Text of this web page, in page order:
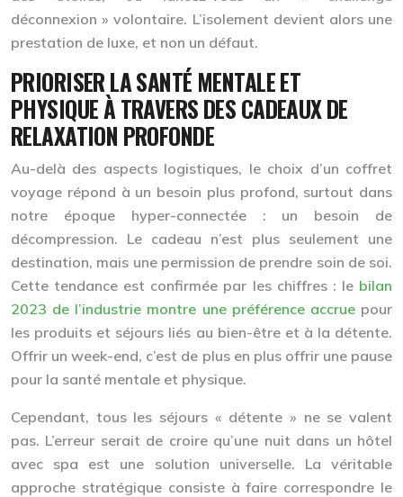
déconnexion » volontaire. L’isolement devient alors une
prestation de luxe, et non un défaut.
PRIORISER LA SANTÉ MENTALE ET
PHYSIQUE À TRAVERS DES CADEAUX DE
RELAXATION PROFONDE
Au-delà des aspects logistiques, le choix d’un coffret
voyage répond à un besoin plus profond, surtout dans
notre époque hyper-connectée : un besoin de
décompression. Le cadeau n’est plus seulement une
destination, mais une permission de prendre soin de soi.
Cette tendance est confirmée par les chiffres : le bilan
2023 de l’industrie montre une préférence accruepour
les produits et séjours liés au bien-être et à la détente.
Offrir un week-end, c’est de plus en plus offrir une pause
pour la santé mentale et physique.
Cependant, tous les séjours « détente » ne se valent
pas. L’erreur serait de croire qu’une nuit dans un hôtel
avec spa est une solution universelle. La véritable
approche stratégique consiste à faire correspondre le